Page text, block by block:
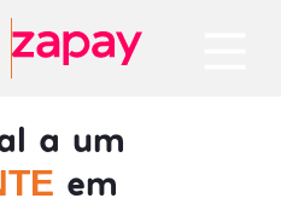
a um
em